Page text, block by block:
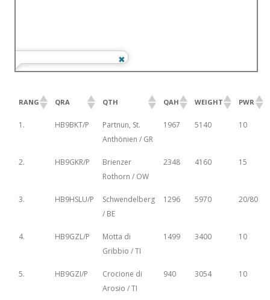
RANG QRA QTH QAH WEIGHT PWR
1. HB9BKT/P
Partnun, St.
Anthönien / GR
1967 5140 10
2. HB9GKR/P
Brienzer
Rothorn / OW
2348 4160 15
3. HB9HSLU/P
Schwendelberg
/ BE
1296 5970 20/80
4. HB9GZL/P
Motta di
Gribbio / TI
1499 3400 10
5. HB9GZI/P
Crocione di
Arosio / TI
940 3054 10